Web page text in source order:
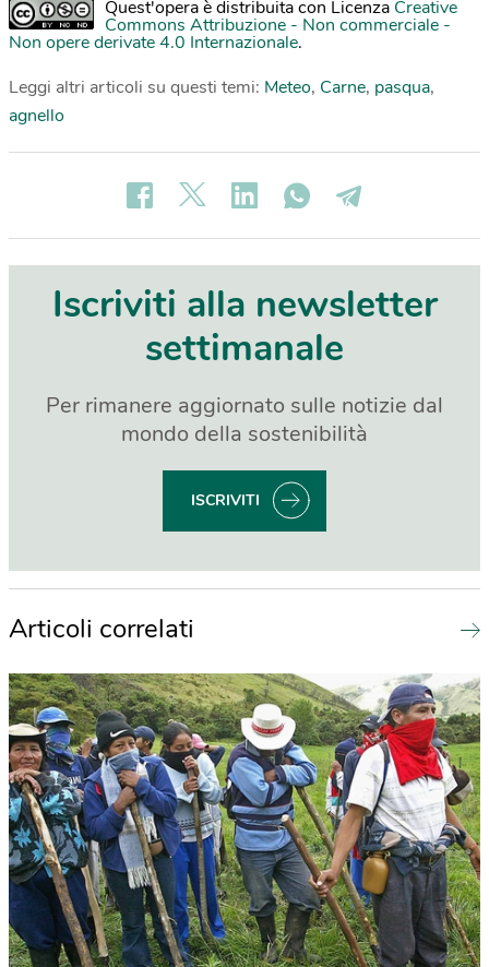
Quest'opera è distribuita con Licenza Creative
Commons Attribuzione - Non commerciale -
Non opere derivate 4.0 Internazionale.
Leggi altri articoli su questi temi: Meteo, Carne, pasqua,
agnello
Iscriviti alla newsletter
settimanale
Per rimanere aggiornato sulle notizie dal
mondo della sostenibilità
ISCRIVITI
Articoli correlati